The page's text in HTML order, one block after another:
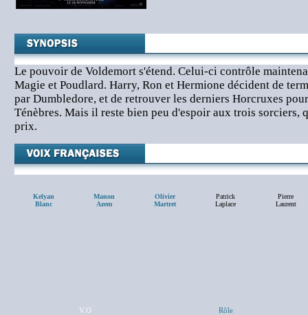
Le pouvoir de Voldemort s'étend. Celui-ci contrôle
Magie et Poudlard. Harry, Ron et Hermione décident de
par Dumbledore, et de retrouver les derniers Horcruxes
Ténèbres. Mais il reste bien peu d'espoir aux trois sorciers,
prix.
Kelyan
Blanc
Manon
Azem
Olivier
Martret
Patrick
Laplace
Pierre
Laurent
V.O Rôle